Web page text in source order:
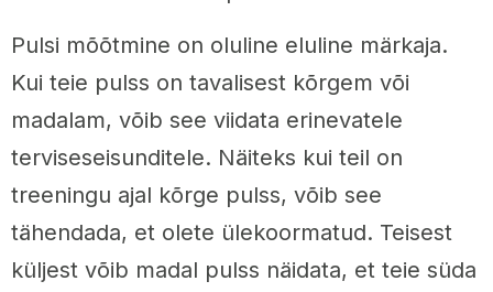
Pulsi mõõtmine on oluline eluline märkaja.
Kui teie pulss on tavalisest kõrgem või
madalam, võib see viidata erinevatele
terviseseisunditele. Näiteks kui teil on
treeningu ajal kõrge pulss, võib see
tähendada, et olete ülekoormatud. Teisest
küljest võib madal pulss näidata, et teie süda